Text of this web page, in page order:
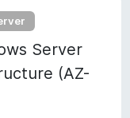
Server
(AZ-